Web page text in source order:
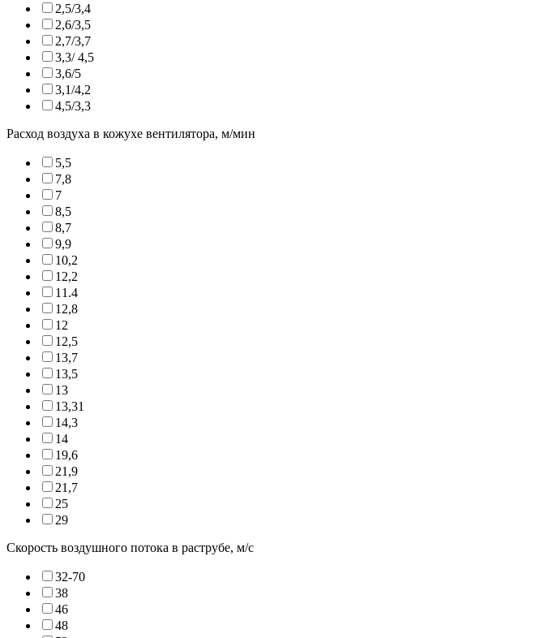
2,5/3,4
2,6/3,5
2,7/3,7
3,3/ 4,5
3,6/5
3,1/4,2
4,5/3,3
Расход воздуха в кожухе вентилятора, м/мин
5,5
7,8
7
8,5
8,7
9,9
10,2
12,2
11.4
12,8
12
12,5
13,7
13,5
13
13,31
14,3
14
19,6
21,9
21,7
25
29
Скорость воздушного потока в раструбе, м/с
32-70
38
46
48